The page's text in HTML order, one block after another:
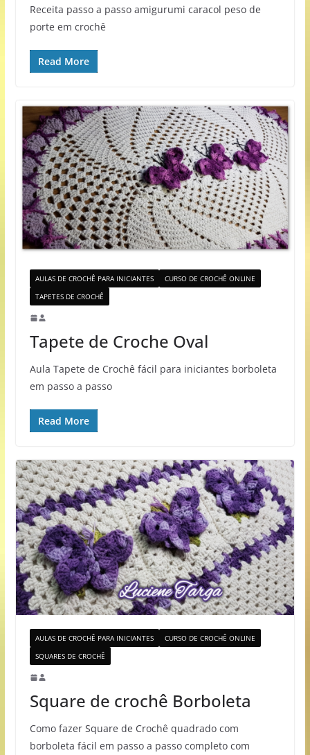
Receita passo a passo amigurumi caracol peso de
porte em crochê
Read More
AULAS DE CROCHÊ PARA INICIANTES
CURSO DE CROCHÊ ONLINE
TAPETES DE CROCHÊ
Tapete de Croche Oval
Aula Tapete de Crochê fácil para iniciantes borboleta
em passo a passo
Read More
AULAS DE CROCHÊ PARA INICIANTES
CURSO DE CROCHÊ ONLINE
SQUARES DE CROCHÊ
Square de crochê Borboleta
Como fazer Square de Crochê quadrado com
borboleta fácil em passo a passo completo com